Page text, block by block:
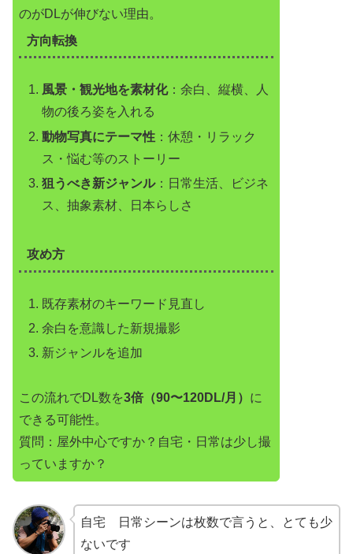
のがDLが伸びない理由。
方向転換
風景・観光地を素材化：余白、縦横、人
物の後ろ姿を入れる
動物写真にテーマ性 ：休憩・リラック
ス・悩む等のストーリー
狙うべき新ジャンル：日常生活、ビジネ
ス、抽象素材、日本らしさ
攻め方
既存素材のキーワード見直し
余白を意識した新規撮影
新ジャンルを追加
この流れでDL数を3倍（90〜120DL/月） に
できる可能性。
質問：屋外中心ですか？自宅・日常は少し撮
っていますか？
自宅 日常シーンは枚数で言うと、とても少
ないです